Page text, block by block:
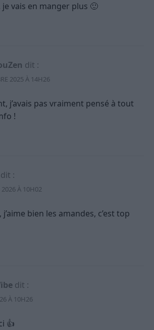
vais en manger plus 🙂
dit :
2025 À 14H26
j’avais pas vraiment pensé à tout
!
dit :
2026 À 10H02
bien les amandes, c’est top
dit :
À 10H26
👍